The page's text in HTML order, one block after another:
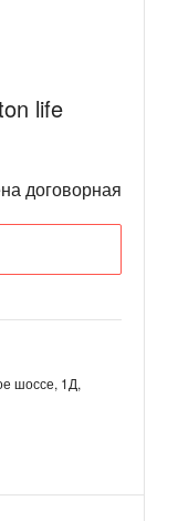
life
договорная
шоссе, 1Д,